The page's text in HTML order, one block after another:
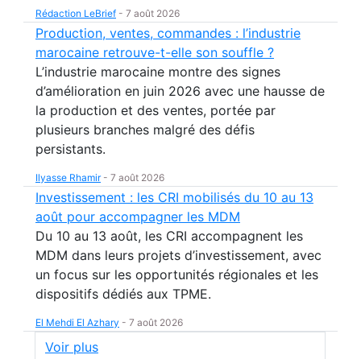
Rédaction LeBrief - 7 août 2026
Production, ventes, commandes : l’industrie
marocaine retrouve-t-elle son souffle ?
L’industrie marocaine montre des signes
d’amélioration en juin 2026 avec une hausse de
la production et des ventes, portée par
plusieurs branches malgré des défis
persistants.
Ilyasse Rhamir- 7 août 2026
Investissement : les CRI mobilisés du 10 au 13
août pour accompagner les MDM
Du 10 au 13 août, les CRI accompagnent les
MDM dans leurs projets d’investissement, avec
un focus sur les opportunités régionales et les
dispositifs dédiés aux TPME.
El Mehdi El Azhary - 7 août 2026
Voir plus